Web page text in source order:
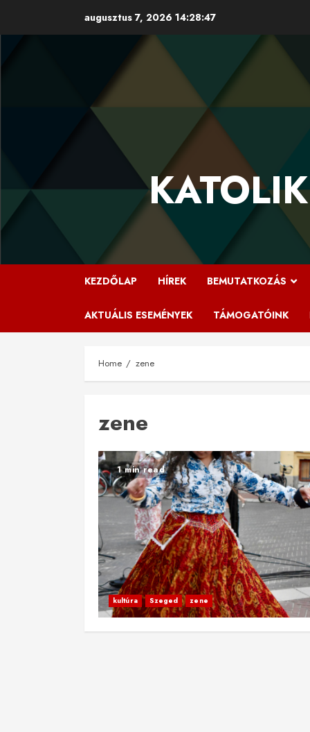
augusztus 7, 2026 14:28:48
KEZDŐLAP HÍREK BEMUTATKOZÁS
AKTUÁLIS ESEMÉNYEK TÁMOGATÓINK
Home zene
zene
1 min read
kultúra Szeged zene